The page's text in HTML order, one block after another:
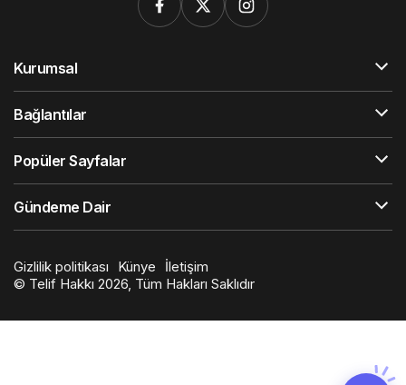
Kurumsal
Bağlantılar
Popüler Sayfalar
Gündeme Dair
Gizlilik politikası Künye
İletişim
© Telif Hakkı 2026, Tüm Hakları Saklıdır